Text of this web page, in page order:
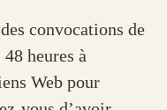
convocations de
heures à
Web pour